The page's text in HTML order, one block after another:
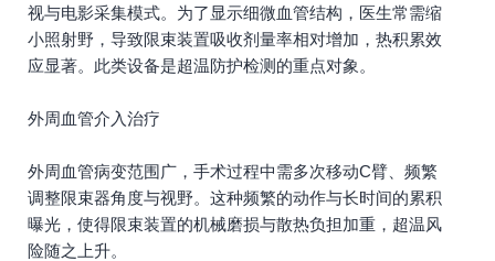
视与电影采集模式。为了显示细微血管结构，医生常需缩
小照射野，导致限束装置吸收剂量率相对增加，热积累效
应显著。此类设备是超温防护检测的重点对象。
外周血管介入治疗
外周血管病变范围广，手术过程中需多次移动C臂、频繁
调整限束器角度与视野。这种频繁的动作与长时间的累积
曝光，使得限束装置的机械磨损与散热负担加重，超温风
险随之上升。